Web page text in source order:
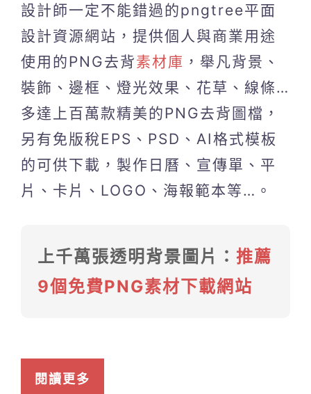
設計師一定不能錯過的pngtree平面
設計資源網站，提供個人與商業用途
使用的PNG去背素材庫 ，舉凡背景、
裝飾、邊框、燈光效果、花草、線條…
多達上百萬款精美的PNG去背圖檔，
另有免版稅EPS、PSD、AI格式模板
的可供下載，製作日曆、宣傳單、平
片、卡片、LOGO、海報範本等…。
上千萬張透明背景圖片： 推薦
9個免費PNG素材下載網站
閱讀更多